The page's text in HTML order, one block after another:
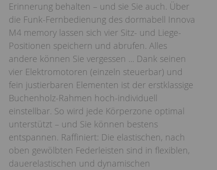
Erinnerung behalten – und sie Sie auch. Über
die Funk-Fernbedienung des dormabell Innova
M4 memory lassen sich vier Sitz- und Liege-
Positionen speichern und abrufen. Alles
andere können Sie vergessen ... Dank seinen
vier Elektromotoren (einzeln steuerbar) und
fein justierbaren Elementen ist der erstklassige
Buchenholz-Rahmen hoch-individuell
einstellbar. So wird jede Körperzone optimal
unterstützt – und Sie können bestens
entspannen. Raffiniert: Die elastischen, nach
oben gewölbten Federleisten sind in flexiblen,
dauerelastischen und dynamischen